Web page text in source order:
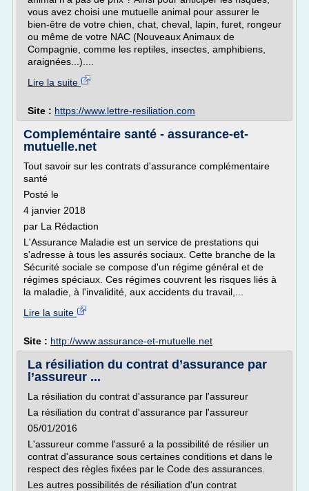
vous avez choisi une mutuelle animal pour assurer le
bien-être de votre chien, chat, cheval, lapin, furet, rongeur
ou même de votre NAC (Nouveaux Animaux de
Compagnie, comme les reptiles, insectes, amphibiens,
araignées...)....
Lire la suite
Site : https://www.lettre-resiliation.com
Compleméntaire santé - assurance-et-
mutuelle.net
Tout savoir sur les contrats d'assurance complémentaire
santé
Posté le
4 janvier 2018
par La Rédaction
L'Assurance Maladie est un service de prestations qui
s'adresse à tous les assurés sociaux. Cette branche de la
Sécurité sociale se compose d'un régime général et de
régimes spéciaux. Ces régimes couvrent les risques liés à
la maladie, à l'invalidité, aux accidents du travail,...
Lire la suite
Site : http://www.assurance-et-mutuelle.net
La résiliation du contrat d’assurance par
l’assureur ...
La résiliation du contrat d'assurance par l'assureur
La résiliation du contrat d'assurance par l'assureur
05/01/2016
L'assureur comme l'assuré a la possibilité de résilier un
contrat d'assurance sous certaines conditions et dans le
respect des règles fixées par le Code des assurances.
Les autres possibilités de résiliation d'un contrat